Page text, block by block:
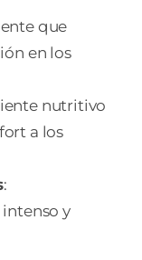
que
en los
nutritivo
a los
:
y